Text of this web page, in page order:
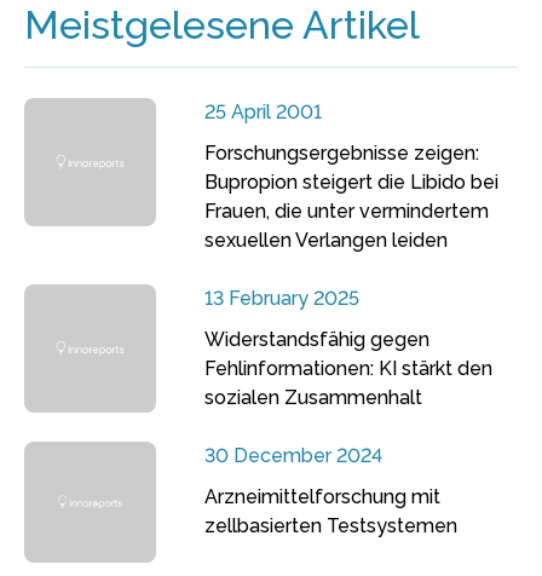
Meistgelesene Artikel
25 April 2001
Forschungsergebnisse zeigen:
Bupropion steigert die Libido bei
Frauen, die unter vermindertem
sexuellen Verlangen leiden
13 February 2025
Widerstandsfähig gegen
Fehlinformationen: KI stärkt den
sozialen Zusammenhalt
30 December 2024
Arzneimittelforschung mit
zellbasierten Testsystemen